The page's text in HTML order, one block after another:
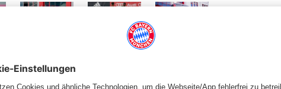
Größe
Zeige in voller GrößeZeige in voller GrößeZeige in voller Größe